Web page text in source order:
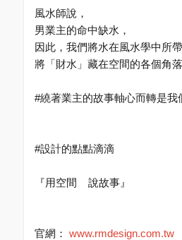
風水師說，
男業主的命中缺水，
因此，我們將水在風水學中所
將「財水」藏在空間的各個角落
#繞著業主的故事軸心而轉是我
#設計的點點滴滴
『用空間 說故事』
官網： www.rmdesign.com.tw